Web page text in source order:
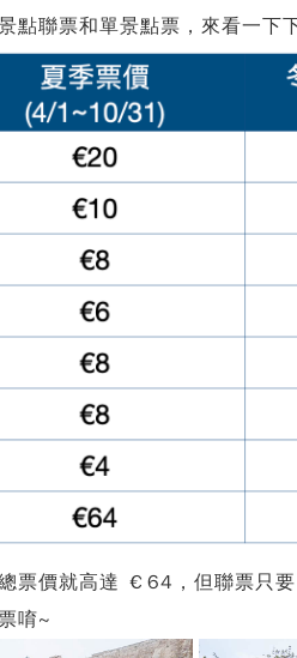
點聯票和單景點票，來看一下
票價就高達 €64，但聯票只
唷~